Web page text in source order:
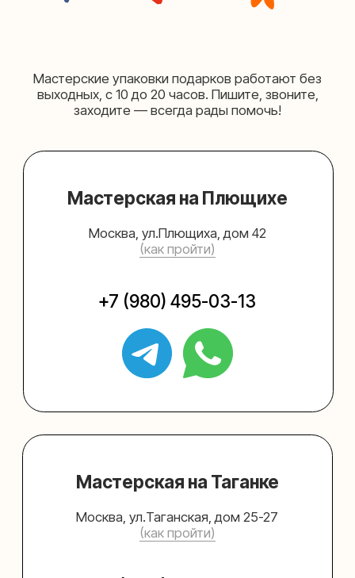
Sospeso wrap
О нас
Услуги Блог
Каталог
Упаковать подарок
В личный кабинет